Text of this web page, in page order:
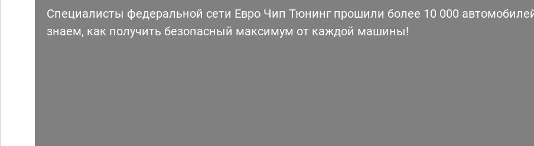
Специалисты федеральной сети Евро Чип Тюнинг прошили более 10 000
знаем, как получить безопасный максимум от каждой машины!